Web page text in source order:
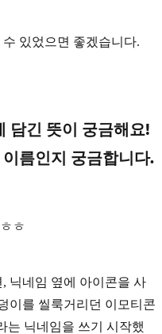
있었으면 좋겠습니다.
담긴 뜻이 궁금해요!
름인지 궁금합니다.
ㅎ
닉네임 옆에 아이콘을 사
이를 씰룩거리던 이모티콘
는 닉네임을 쓰기 시작했